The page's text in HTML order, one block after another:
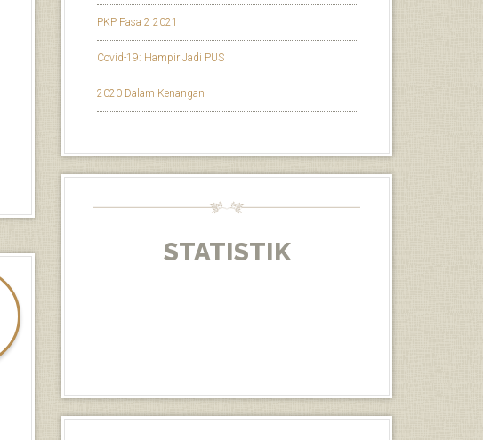
PKP Fasa 2 2021
Covid-19: Hampir Jadi PUS
2020 Dalam Kenangan
STATISTIK